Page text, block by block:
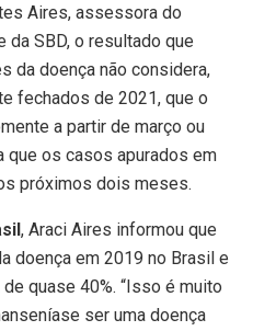
Aires, assessora do
da SBD, o resultado que
da doença não considera,
fechados de 2021, que o
a partir de março ou
os casos apurados em
próximos dois meses.
, Araci Aires informou que
doença em 2019 no Brasil e
quase 40%. “Isso é muito
ser uma doença